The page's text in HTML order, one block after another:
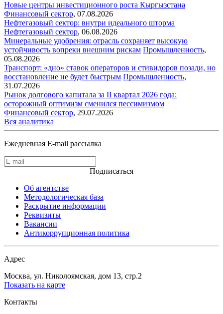
Новые центры инвестиционного роста Кыргызстана
Финансовый сектор, 07.08.2026
Нефтегазовый сектор: внутри идеального шторма
Нефтегазовый сектор, 06.08.2026
Минеральные удобрения: отрасль сохраняет высокую
устойчивость вопреки внешним рискам Промышленность,
05.08.2026
Транспорт: «дно» ставок операторов и стивидоров позади, но
восстановление не будет быстрым Промышленность,
31.07.2026
Рынок долгового капитала за II квартал 2026 года:
осторожный оптимизм сменился пессимизмом
Финансовый сектор, 29.07.2026
Вся аналитика
Ежедневная E-mail рассылка
Подписаться
Об агентстве
Методологическая база
Раскрытие информации
Реквизиты
Вакансии
Антикоррупционная политика
Адрес
Москва, ул. Николоямская, дом 13, стр.2
Показать на карте
Контакты